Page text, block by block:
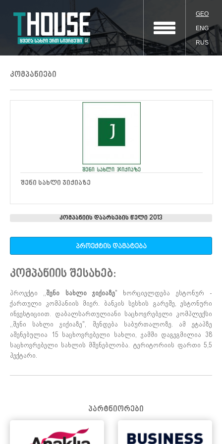
GEO
ENG
RUS
კომპანიები
ᲨᲔᲜᲘ ᲡᲐᲮᲚᲘ ᲯᲘᲥᲘᲐᲖᲔ
კომპანიის დაარსების წელი 2013
პროექტის დამატება
კომპანიის შესახებ:
პროექტი ,, შენი სახლი ჯიქიაზე" ხორციელდება ესტონურ -
ქართული კომპანიის მიერ. ბანკის სესხის გარეშე, ესტონური
ინვესტიციით. დაბალსართულიანი საცხოვრებელი კომპლექსი
,,შენი სახლი ჯიქიაზე", შენდება საბურთალოზე. ამ ეტაპზე
აშენებულია 15 საცხოვრებელი სახლი, ჯამში დაგეგმილია 38
საცხოვრებელი სახლის მშენებლობა. ტერიტორიის ფართი 5,5
ჰექტარი.
პარტნიორები